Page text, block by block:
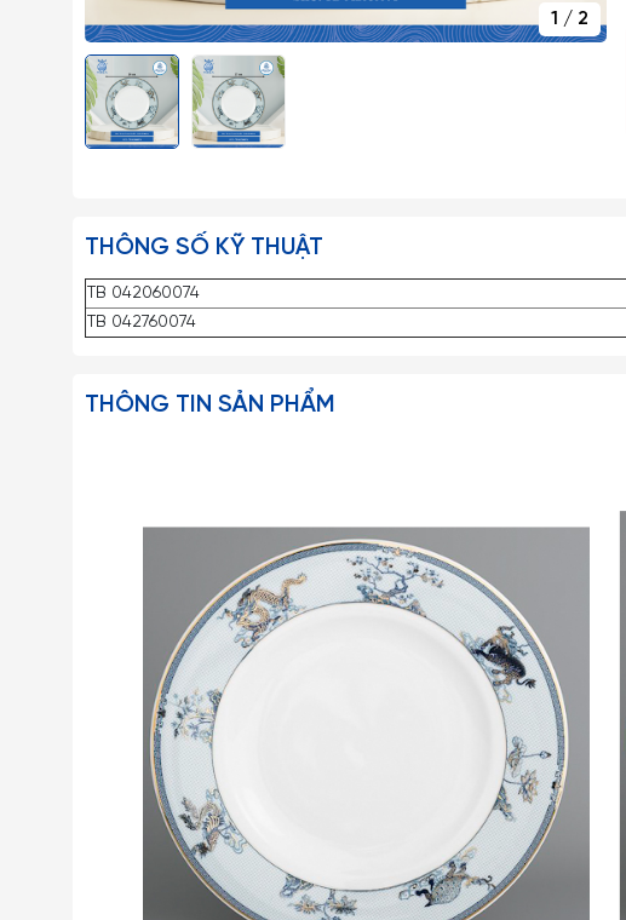
1 / 2
THÔNG SỐ KỸ THUẬT
TB 042060074
TB 042760074
THÔNG TIN SẢN PHẨM